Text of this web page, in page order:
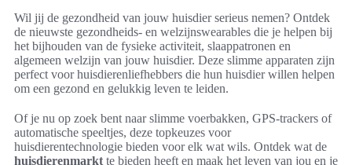
Wil jij de gezondheid van jouw huisdier serieus nemen? Ontdek
de nieuwste gezondheids- en welzijnswearables die je helpen bij
het bijhouden van de fysieke activiteit, slaappatronen en
algemeen welzijn van jouw huisdier. Deze slimme apparaten zijn
perfect voor huisdierenliefhebbers die hun huisdier willen helpen
om een gezond en gelukkig leven te leiden.
Of je nu op zoek bent naar slimme voerbakken, GPS-trackers of
automatische speeltjes, deze topkeuzes voor
huisdierentechnologie bieden voor elk wat wils. Ontdek wat de
huisdierenmarkt te bieden heeft en maak het leven van jou en je